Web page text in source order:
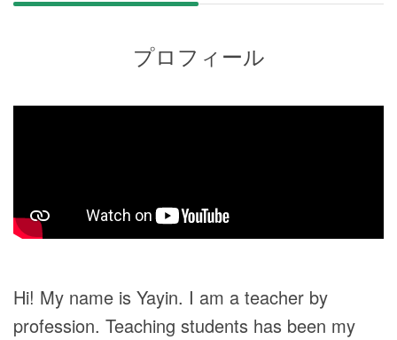
プロフィール
Hi! My name is Yayin. I am a teacher by
profession. Teaching students has been my